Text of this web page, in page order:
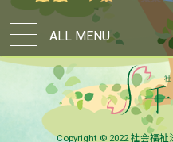
ALL MENU
Copyright © 2022 社会福